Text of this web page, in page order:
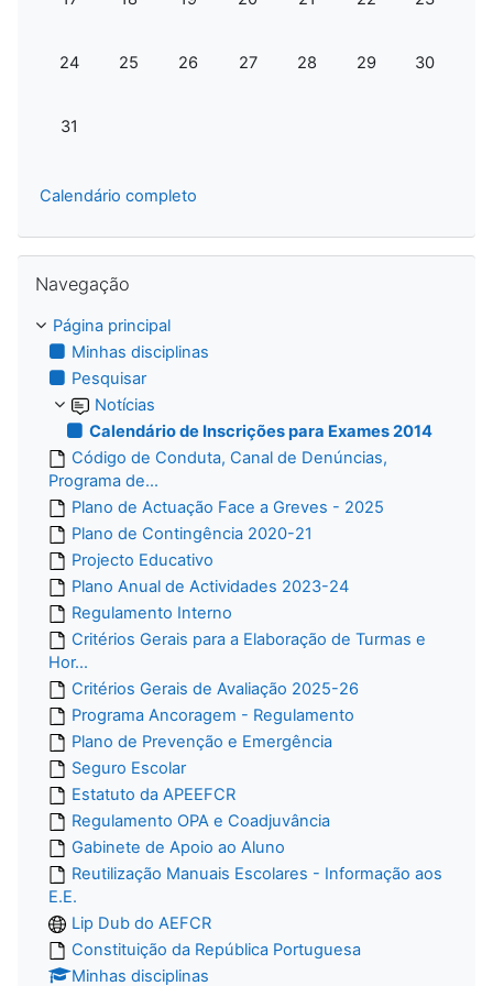
Sem eventos, segunda-feira, 24 de agosto
24 Sem eventos, terça-feira, 25 de agosto
25 Sem eventos, quarta-feira, 26 de agosto
26 Sem eventos, quinta-feira, 27 de
27 Sem eventos, sexta-
28 Sem eventos,
29 Sem
30
Sem eventos, segunda-feira, 31 de agosto
31
Calendário completo
Navegação
Página principal
Minhas disciplinas
Pesquisar
Notícias
Calendário de Inscrições para Exames 2014
Código de Conduta, Canal de Denúncias,
Programa de...
Plano de Actuação Face a Greves - 2025
Plano de Contingência 2020-21
Projecto Educativo
Plano Anual de Actividades 2023-24
Regulamento Interno
Critérios Gerais para a Elaboração de Turmas e
Hor...
Critérios Gerais de Avaliação 2025-26
Programa Ancoragem - Regulamento
Plano de Prevenção e Emergência
Seguro Escolar
Estatuto da APEEFCR
Regulamento OPA e Coadjuvância
Gabinete de Apoio ao Aluno
Reutilização Manuais Escolares - Informação aos
E.E.
Lip Dub do AEFCR
Constituição da República Portuguesa
Minhas disciplinas